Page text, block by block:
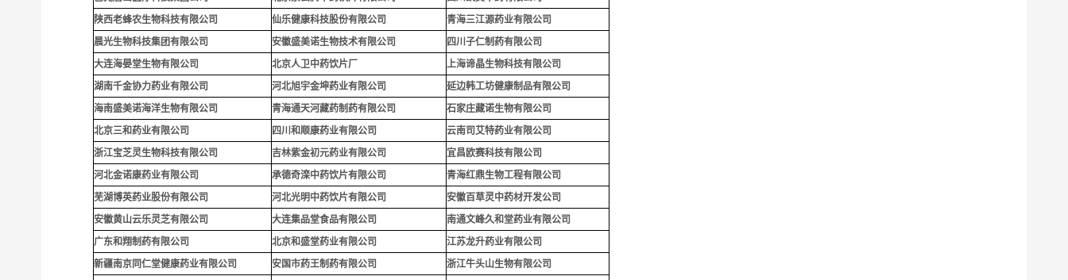
陕西老蜂农生物科技有限公司
仙乐健康科技股份有限公司
青海三江源药业有限公司
晨光生物科技集团有限公司
安徽盛美诺生物技术有限公司
四川子仁制药有限公司
大连海晏堂生物有限公司
北京人卫中药饮片厂
上海谛晶生物科技有限公司
湖南千金协力药业有限公司
河北旭宇金坤药业有限公司
延边韩工坊健康制品有限公司
海南盛美诺海洋生物有限公司
青海通天河藏药制药有限公司
石家庄藏诺生物有限公司
北京三和药业有限公司
四川和顺康药业有限公司
云南司艾特药业有限公司
浙江宝芝灵生物科技有限公司
吉林紫金初元药业有限公司
宜昌欧赛科技有限公司
河北金诺康药业有限公司
承德奇滦中药饮片有限公司
青海红鼎生物工程有限公司
芜湖博英药业股份有限公司
河北光明中药饮片有限公司
安徽百草灵中药材开发公司
安徽黄山云乐灵芝有限公司
大连集品堂食品有限公司 南通文峰久和堂药业有限公司
广东和翔制药有限公司
北京和盛堂药业有限公司
江苏龙升药业有限公司
新疆南京同仁堂健康药业有限公司
安国市药王制药有限公司
浙江牛头山生物有限公司